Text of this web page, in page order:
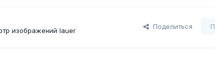
изображений lauer
Поделиться